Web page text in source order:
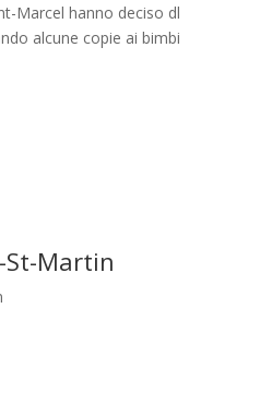
Marcel hanno deciso dl
alcune copie ai bimbi
St-Martin